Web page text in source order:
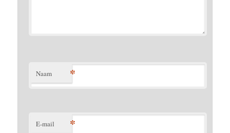
Naam *
E-mail *